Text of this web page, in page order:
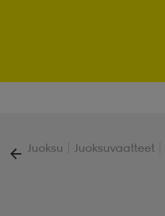
Juoksu Juoksuvaatteet